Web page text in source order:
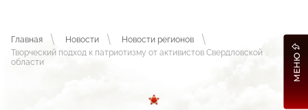
Главная Новости
Новости регионов
Творческий подход к патриотизму от активистов Свердловской
области
МЕНЮ